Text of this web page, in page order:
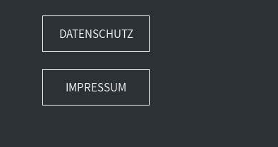
DATENSCHUTZ
IMPRESSUM